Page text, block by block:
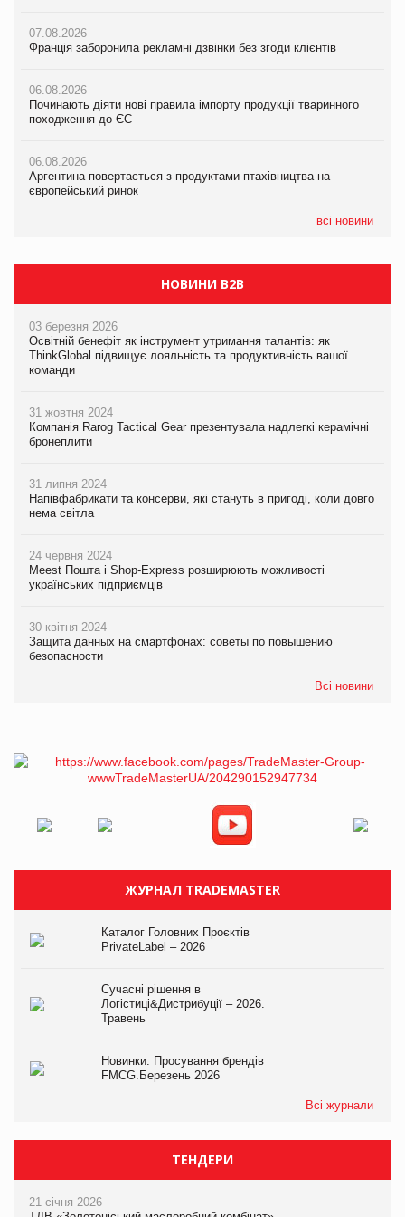
07.08.2026
Франція заборонила рекламні дзвінки без згоди клієнтів
06.08.2026
Починають діяти нові правила імпорту продукції тваринного
походження до ЄС
06.08.2026
Аргентина повертається з продуктами птахівництва на
європейський ринок
всі новини
07.08.2026
Франція заборонила рекламні дзвінки без згоди клієнтів
06.08.2026
Починають діяти нові правила імпорту продукції тваринного
походження до ЄС
06.08.2026
Аргентина повертається з продуктами птахівництва на
європейський ринок
07.08.2026
Франція заборонила рекламні дзвінки без згоди клієнтів
06.08.2026
Починають діяти нові правила імпорту продукції тваринного
походження до ЄС
06.08.2026
Аргентина повертається з продуктами птахівництва на
європейський ринок
НОВИНИ B2B
03 березня 2026
Освітній бенефіт як інструмент утримання талантів: як
ThinkGlobal підвищує лояльність та продуктивність вашої
команди
31 жовтня 2024
Компанія Rarog Tactical Gear презентувала надлегкі керамічні
бронеплити
31 липня 2024
Напівфабрикати та консерви, які стануть в пригоді, коли довго
нема світла
24 червня 2024
Meest Пошта і Shop-Express розширюють можливості
українських підприємців
30 квітня 2024
Защита данных на смартфонах: советы по повышению
безопасности
Всі новини
ЖУРНАЛ TRADEMASTER
Каталог Головних Проєктів
PrivateLabel – 2026
Сучасні рішення в
Логістиці&Дистрибуції – 2026.
Травень
Новинки. Просування брендів
FMCG.Березень 2026
Всі журнали
ТЕНДЕРИ
21 січня 2026